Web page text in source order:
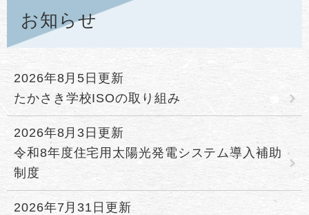
お知らせ
2026年8月5日更新
たかさき学校ISOの取り組み
2026年8月3日更新
令和8年度住宅用太陽光発電システム導入補助
制度
2026年7月31日更新